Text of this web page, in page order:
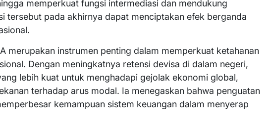
memperkuat fungsi intermediasi dan mendukung
tersebut pada akhirnya dapat menciptakan efek berganda
merupakan instrumen penting dalam memperkuat ketahanan
Dengan meningkatnya retensi devisa di dalam negeri,
lebih kuat untuk menghadapi gejolak ekonomi global,
terhadap arus modal. Ia menegaskan bahwa penguatan
kemampuan sistem keuangan dalam menyerap